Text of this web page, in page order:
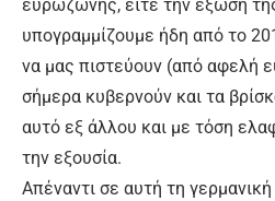
ευρωζώνης, είτε την έξωσή
υπογραμμίζουμε ήδη από το
να μας πιστεύουν (από αφελή
σήμερα κυβερνούν και τα
αυτό εξ άλλου και με τόση
την εξουσία.
Απέναντι σε αυτή τη